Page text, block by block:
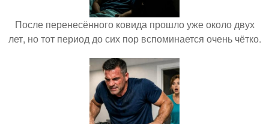
После перенесённого ковида прошло уже около двух
лет, но тот период до сих пор вспоминается очень чётко.